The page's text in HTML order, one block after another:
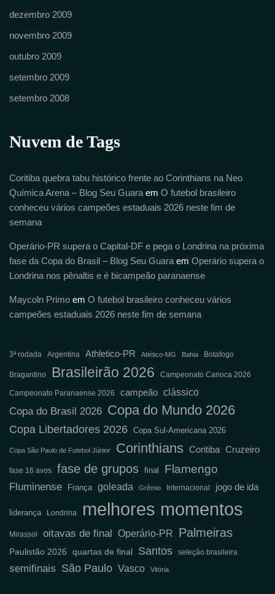
dezembro 2009
novembro 2009
outubro 2009
setembro 2009
setembro 2008
Nuvem de Tags
Coritiba quebra tabu histórico frente ao Corinthians na Neo
Química Arena – Blog Seu Guara em O futebol brasileiro
conheceu vários campeões estaduais 2026 neste fim de
semana
Operário-PR supera o Capital-DF e pega o Londrina na próxima
fase da Copa do Brasil – Blog Seu Guara em Operário supera o
Londrina nos pênaltis e é bicampeão paranaense
Maycoln Primo em O futebol brasileiro conheceu vários
campeões estaduais 2026 neste fim de semana
3ª rodada Argentina Athletico-PR Atlético-MG Bahia Botafogo
Bragantino Brasileirão 2026 Campeonato Carioca 2026
Campeonato Paranaense 2026 campeão clássico
Copa do Brasil 2026 Copa do Mundo 2026
Copa Libertadores 2026 Copa Sul-Americana 2026
Copa São Paulo de Futebol Júnior Corinthians Coritiba Cruzeiro
fase 16 avos fase de grupos final Flamengo
Fluminense França goleada Grêmio Internacional jogo de ida
liderança Londrina melhores momentos
Mirassol oitavas de final Operário-PR Palmeiras
Paulistão 2026 quartas de final Santos seleção brasileira
semifinais São Paulo Vasco Vitória